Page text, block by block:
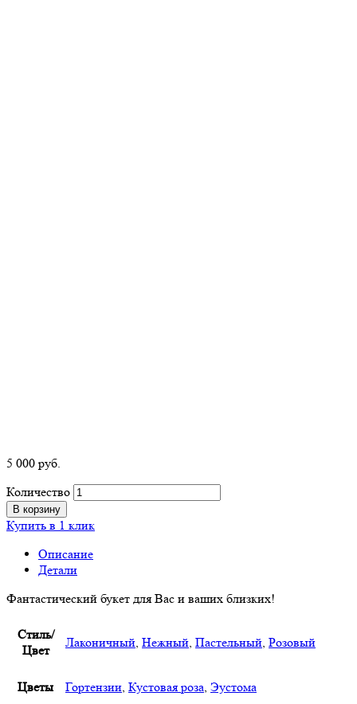
5 000 руб.
Количество
В корзину
Купить в 1 клик
Описание
Детали
Фантастический букет для Вас и ваших близких!
Стиль/
Цвет
Лаконичный, Нежный, Пастельный, Розовый
Цветы Гортензии, Кустовая роза, Эустома